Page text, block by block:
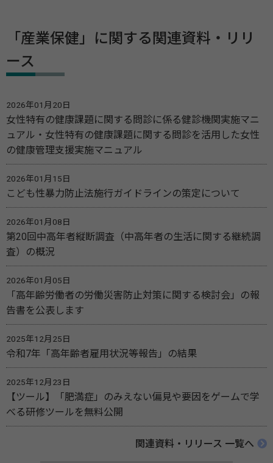
「産業保健」に関する関連資料・リリ
ース
2026年01月20日
女性特有の健康課題に関する問診に係る健診機関実施マニ
ュアル・女性特有の健康課題に関する問診を活用した女性
の健康管理支援実施マニュアル
2026年01月15日
こども性暴力防止法施行ガイドラインの策定について
2026年01月08日
第20回中高年者縦断調査（中高年者の生活に関する継続調
査）の概況
2026年01月05日
「高年齢労働者の労働災害防止対策に関する検討会」の報
告書を公表します
2025年12月25日
令和7年「高年齢者雇用状況等報告」の結果
2025年12月23日
【ツール】「肥満症」のみえない偏見や要因をゲームで学
べる研修ツールを無料公開
関連資料・リリース 一覧へ